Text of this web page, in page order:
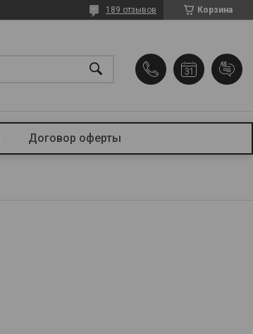
Корзина
189 отзывов
Договор оферты